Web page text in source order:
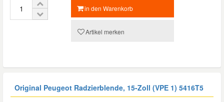
in den Warenkorb
Artikel merken
Original Peugeot Radzierblende, 15-Zoll (VPE 1) 5416T5